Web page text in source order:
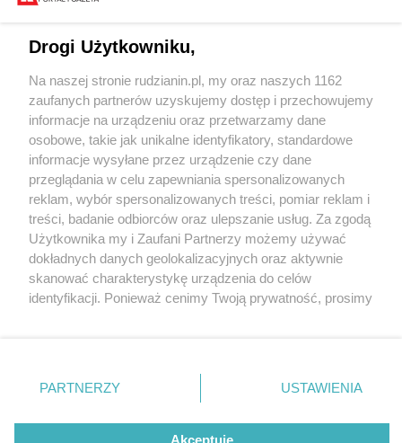
5 / 0
Wydawca mediów
Nie zapomnij
zapoznać się z:
polityką prywatności regulamin korzystania z portali
Twojemiasto
Piekary Śląskie
Chorzów
Tarnowskie Góry
Gliwice
Skontakuj sięz nami
Kontakt
Wydawca
Redakcja
Drogi Użytkowniku,
Na naszej stronie rudzianin.pl, my oraz naszych 1162
zaufanych partnerów uzyskujemy dostęp i przechowujemy
informacje na urządzeniu oraz przetwarzamy dane
osobowe, takie jak unikalne identyfikatory, standardowe
informacje wysyłane przez urządzenie czy dane
przeglądania w celu zapewniania spersonalizowanych
reklam, wybór spersonalizowanych treści, pomiar reklam i
treści, badanie odbiorców oraz ulepszanie usług. Za zgodą
Użytkownika my i Zaufani Partnerzy możemy używać
dokładnych danych geolokalizacyjnych oraz aktywnie
skanować charakterystykę urządzenia do celów
identyfikacji. Ponieważ cenimy Twoją prywatność, prosimy
prywatności znajdujący się w lewym dolnym rogu strony
. Niektóre rodzaje przetwarzania danych nie wymagają
zgody użytkownika, ale masz prawo sprzeciwić się
takiemu przetwarzaniu. Preferencje będą miały
PARTNERZY USTAWIENIA
Akceptuję